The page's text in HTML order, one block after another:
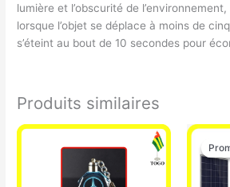
lumière et l’obscurité de l’environnement,
lorsque l’objet se déplace à moins de
s’éteint au bout de 10 secondes pour
Produits similaires